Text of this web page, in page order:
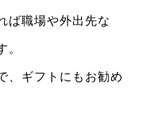
ば職場や外出先な
。
、ギフトにもお勧め